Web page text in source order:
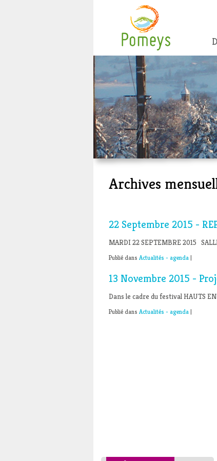
Archives
22 Septembre 2015 -
MARDI 22 SEPTEMBRE 2015
Publié dans Actualités - agenda |
13 Novembre 2015 -
Dans le cadre du festival HAUTS
Publié dans Actualités - agenda |